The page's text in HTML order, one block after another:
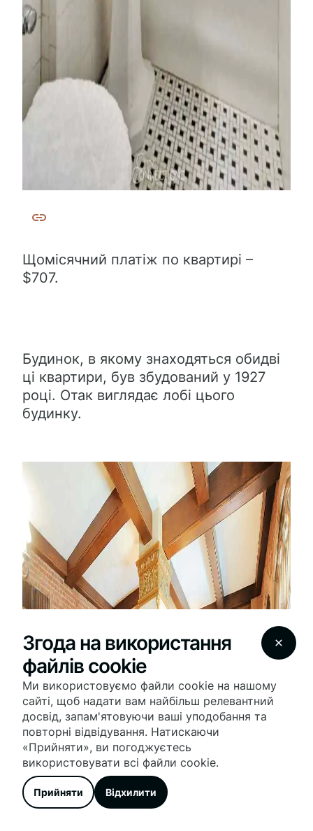
Щомісячний платіж по квартирі –
$707.
Будинок, в якому знаходяться обидві
ці квартири, був збудований у 1927
році. Отак виглядає лобі цього
будинку.
Згода на використання
файлів cookie
Ми використовуємо файли cookie на нашому
сайті, щоб надати вам найбільш релевантний
досвід, запам'ятовуючи ваші уподобання та
повторні відвідування. Натискаючи
«Прийняти», ви погоджуєтесь
використовувати всі файли cookie.
Прийняти Відхилити